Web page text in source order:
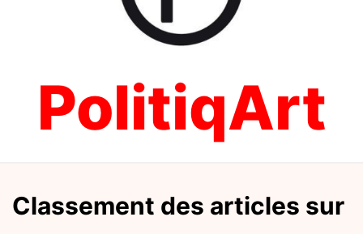
PolitiqArt
Classement des articles sur